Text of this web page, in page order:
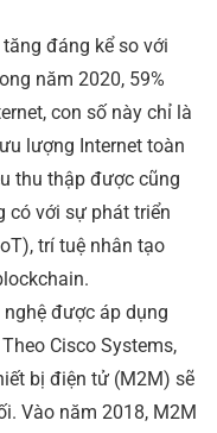
đáng kể so với
năm 2020, 59%
con số này chỉ là
lượng Internet toàn
thu thập được cũng
có với sự phát triển
trí tuệ nhân tạo
được áp dụng
Cisco Systems,
bị điện tử (M2M) sẽ
Vào năm 2018, M2M